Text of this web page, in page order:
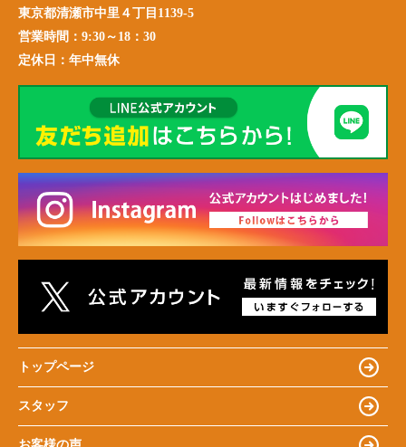
東京都清瀬市中里４丁目1139-5
営業時間： 9:30～18：30
定休日： 年中無休
トップページ
スタッフ